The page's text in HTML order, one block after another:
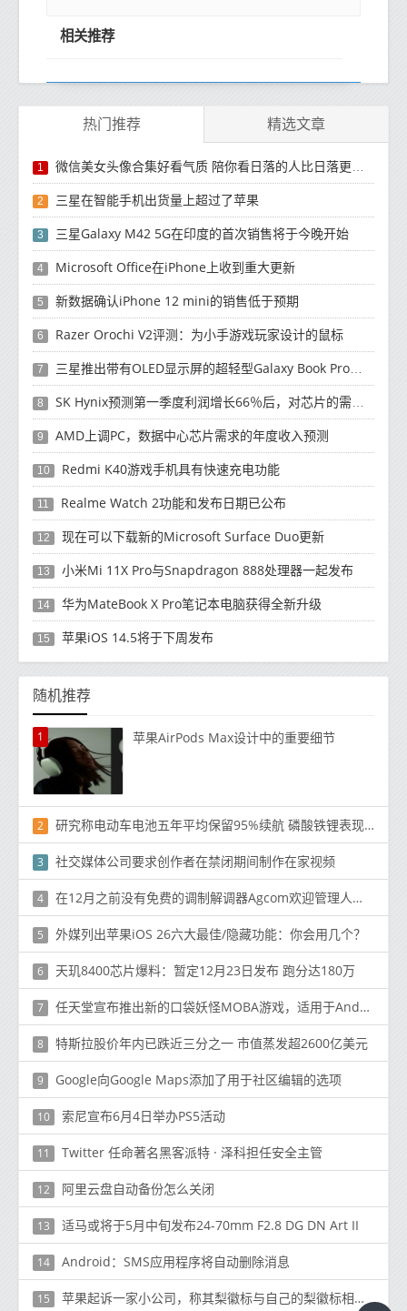
相关推荐
热门推荐 精选文章
1 微信美女头像合集好看气质 陪你看日落的人比日落更浪漫
2 三星在智能手机出货量上超过了苹果
3 三星Galaxy M42 5G在印度的首次销售将于今晚开始
4 Microsoft Office在iPhone上收到重大更新
5 新数据确认iPhone 12 mini的销售低于预期
6 Razer Orochi V2评测：为小手游戏玩家设计的鼠标
7 三星推出带有OLED显示屏的超轻型Galaxy Book Pro和Galaxy Book Pro 360笔记本电脑
8 SK Hynix预测第一季度利润增长66％后，对芯片的需求将增强
9 AMD上调PC，数据中心芯片需求的年度收入预测
10 Redmi K40游戏手机具有快速充电功能
11 Realme Watch 2功能和发布日期已公布
12 现在可以下载新的Microsoft Surface Duo更新
13 小米Mi 11X Pro与Snapdragon 888处理器一起发布
14 华为MateBook X Pro笔记本电脑获得全新升级
15 苹果iOS 14.5将于下周发布
随机推荐
1 苹果AirPods Max设计中的重要细节
2 研究称电动车电池五年平均保留95%续航 磷酸铁锂表现更好
3 社交媒体公司要求创作者在禁闭期间制作在家视频
4 在12月之前没有免费的调制解调器Agcom欢迎管理人员的要求
5 外媒列出苹果iOS 26六大最佳/隐藏功能：你会用几个？
6 天玑8400芯片爆料：暂定12月23日发布 跑分达180万
7 任天堂宣布推出新的口袋妖怪MOBA游戏，适用于Android，iOS
8 特斯拉股价年内已跌近三分之一 市值蒸发超2600亿美元
9 Google向Google Maps添加了用于社区编辑的选项
10 索尼宣布6月4日举办PS5活动
11 Twitter 任命著名黑客派特 · 泽科担任安全主管
12 阿里云盘自动备份怎么关闭
13 适马或将于5月中旬发布24-70mm F2.8 DG DN Art II
14 Android：SMS应用程序将自动删除消息
15 苹果起诉一家小公司，称其梨徽标与自己的梨徽标相匹配